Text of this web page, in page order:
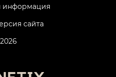
информация
сайта